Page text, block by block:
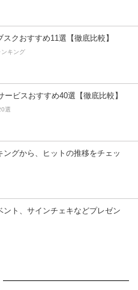
クおすすめ11選【徹底比較】
ンキング
ービスおすすめ40選【徹底比較】
選
ングから、ヒットの推移をチェッ
ント、サインチェキなどプレゼン